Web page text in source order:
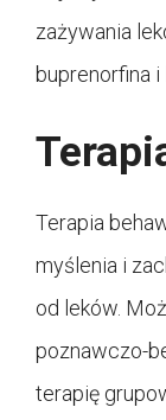
zażywania
buprenorfina
Terapia
myślenia i
od leków.
poznawczo-
terapię